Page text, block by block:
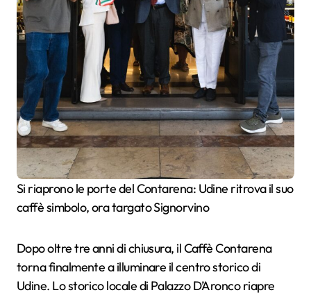
Si riaprono le porte del Contarena: Udine ritrova il suo
caffè simbolo, ora targato Signorvino
Dopo oltre tre anni di chiusura, il Caffè Contarena
torna finalmente a illuminare il centro storico di
Udine. Lo storico locale di Palazzo D’Aronco riapre